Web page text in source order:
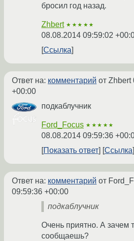
бросил год назад.
Zhbert ★★★★★
08.08.2014 09:59:02
Ссылка
Ответ на: комментарий от Zhbert
+00:00
подкаблучник
Ford_Focus ★★★★★
08.08.2014 09:59:36
Показать ответ
Ссылка
Ответ на: комментарий от
09:59:36 +00:00
подкаблучник
Очень приятно. А зачем
сообщаешь?